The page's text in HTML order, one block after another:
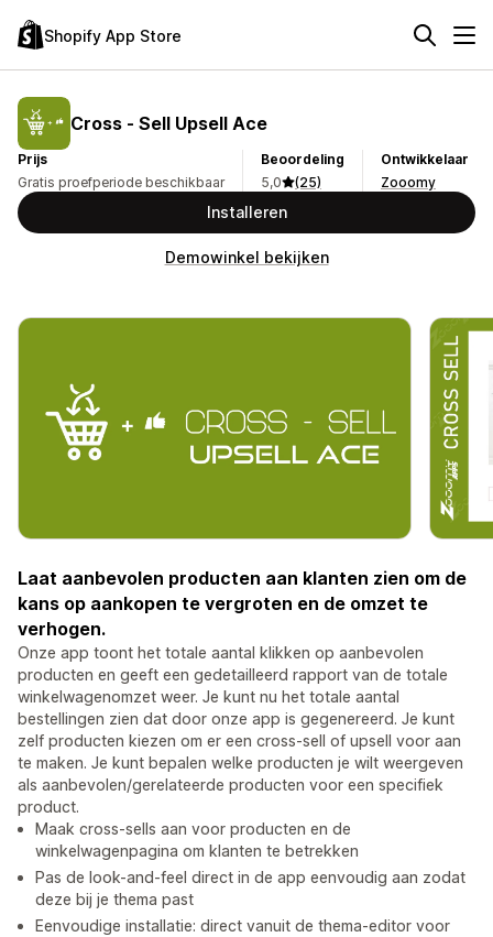
Shopify App Store
Cross ‑ Sell Upsell Ace
Prijs
Gratis proefperiode beschikbaar
Beoordeling
5,0
(25)
Ontwikkelaar
Zooomy
Installeren
Demowinkel bekijken
Laat aanbevolen producten aan klanten zien om de
kans op aankopen te vergroten en de omzet te
verhogen.
Onze app toont het totale aantal klikken op aanbevolen
producten en geeft een gedetailleerd rapport van de totale
winkelwagenomzet weer. Je kunt nu het totale aantal
bestellingen zien dat door onze app is gegenereerd. Je kunt
zelf producten kiezen om er een cross-sell of upsell voor aan
te maken. Je kunt bepalen welke producten je wilt weergeven
als aanbevolen/gerelateerde producten voor een specifiek
product.
Maak cross-sells aan voor producten en de
winkelwagenpagina om klanten te betrekken
Pas de look-and-feel direct in de app eenvoudig aan zodat
deze bij je thema past
Eenvoudige installatie: direct vanuit de thema-editor voor